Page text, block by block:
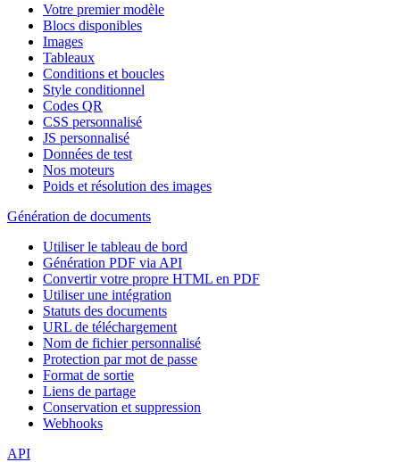
Votre premier modèle
Blocs disponibles
Images
Tableaux
Conditions et boucles
Style conditionnel
Codes QR
CSS personnalisé
JS personnalisé
Données de test
Nos moteurs
Poids et résolution des images
Génération de documents
Utiliser le tableau de bord
Génération PDF via API
Convertir votre propre HTML en PDF
Utiliser une intégration
Statuts des documents
URL de téléchargement
Nom de fichier personnalisé
Protection par mot de passe
Format de sortie
Liens de partage
Conservation et suppression
Webhooks
API